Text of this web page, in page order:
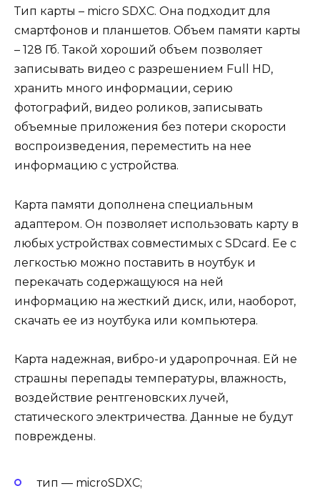
Тип карты – micro SDXC. Она подходит для
смартфонов и планшетов. Объем памяти карты
– 128 Гб. Такой хороший объем позволяет
записывать видео с разрешением Full HD,
хранить много информации, серию
фотографий, видео роликов, записывать
объемные приложения без потери скорости
воспроизведения, переместить на нее
информацию с устройства.
Карта памяти дополнена специальным
адаптером. Он позволяет использовать карту в
любых устройствах совместимых с SDcard. Ее с
легкостью можно поставить в ноутбук и
перекачать содержащуюся на ней
информацию на жесткий диск, или, наоборот,
скачать ее из ноутбука или компьютера.
Карта надежная, вибро-и ударопрочная. Ей не
страшны перепады температуры, влажность,
воздействие рентгеновских лучей,
статического электричества. Данные не будут
повреждены.
тип — microSDXC;